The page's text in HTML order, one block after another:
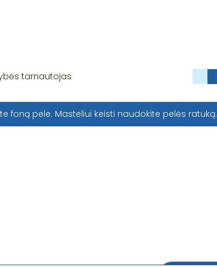
tarnautojas
foną pele. Masteliui keisti naudokite pelės ratuką.